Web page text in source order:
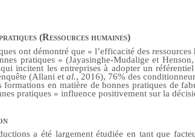
(Ressources humaines)
ont démontré que « l’efficacité des ressources
pratiques »(Jayasinghe-Mudalige et
incitent les entreprises à adopter un
(Allani etal., 2016), 76% des
en matière de bonnes pratiques de
pratiques » influence positivement sur la
a été largement étudiée en tant que